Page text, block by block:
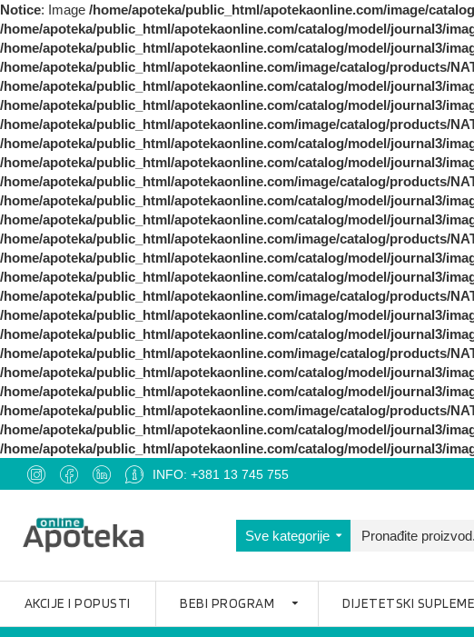
Notice: Image /home/apoteka/public_html/apotekaonline.com/image/
/home/apoteka/public_html/apotekaonline.com/catalog/model/journal3/
/home/apoteka/public_html/apotekaonline.com/catalog/model/journal3/
/home/apoteka/public_html/apotekaonline.com/image/catalog/products/
/home/apoteka/public_html/apotekaonline.com/catalog/model/journal3/
/home/apoteka/public_html/apotekaonline.com/catalog/model/journal3/
/home/apoteka/public_html/apotekaonline.com/image/catalog/products/
/home/apoteka/public_html/apotekaonline.com/catalog/model/journal3/
/home/apoteka/public_html/apotekaonline.com/catalog/model/journal3/
/home/apoteka/public_html/apotekaonline.com/image/catalog/products/
/home/apoteka/public_html/apotekaonline.com/catalog/model/journal3/
/home/apoteka/public_html/apotekaonline.com/catalog/model/journal3/
/home/apoteka/public_html/apotekaonline.com/image/catalog/products/
/home/apoteka/public_html/apotekaonline.com/catalog/model/journal3/
/home/apoteka/public_html/apotekaonline.com/catalog/model/journal3/
/home/apoteka/public_html/apotekaonline.com/image/catalog/products/
/home/apoteka/public_html/apotekaonline.com/catalog/model/journal3/
/home/apoteka/public_html/apotekaonline.com/catalog/model/journal3/
/home/apoteka/public_html/apotekaonline.com/image/catalog/products/
/home/apoteka/public_html/apotekaonline.com/catalog/model/journal3/
/home/apoteka/public_html/apotekaonline.com/catalog/model/journal3/
/home/apoteka/public_html/apotekaonline.com/image/catalog/products/
/home/apoteka/public_html/apotekaonline.com/catalog/model/journal3/
/home/apoteka/public_html/apotekaonline.com/catalog/model/journal3/
INFO: +381 13 745 755
Sve kategorije
AKCIJE I POPUSTI BEBI PROGRAM DIJETETSKI